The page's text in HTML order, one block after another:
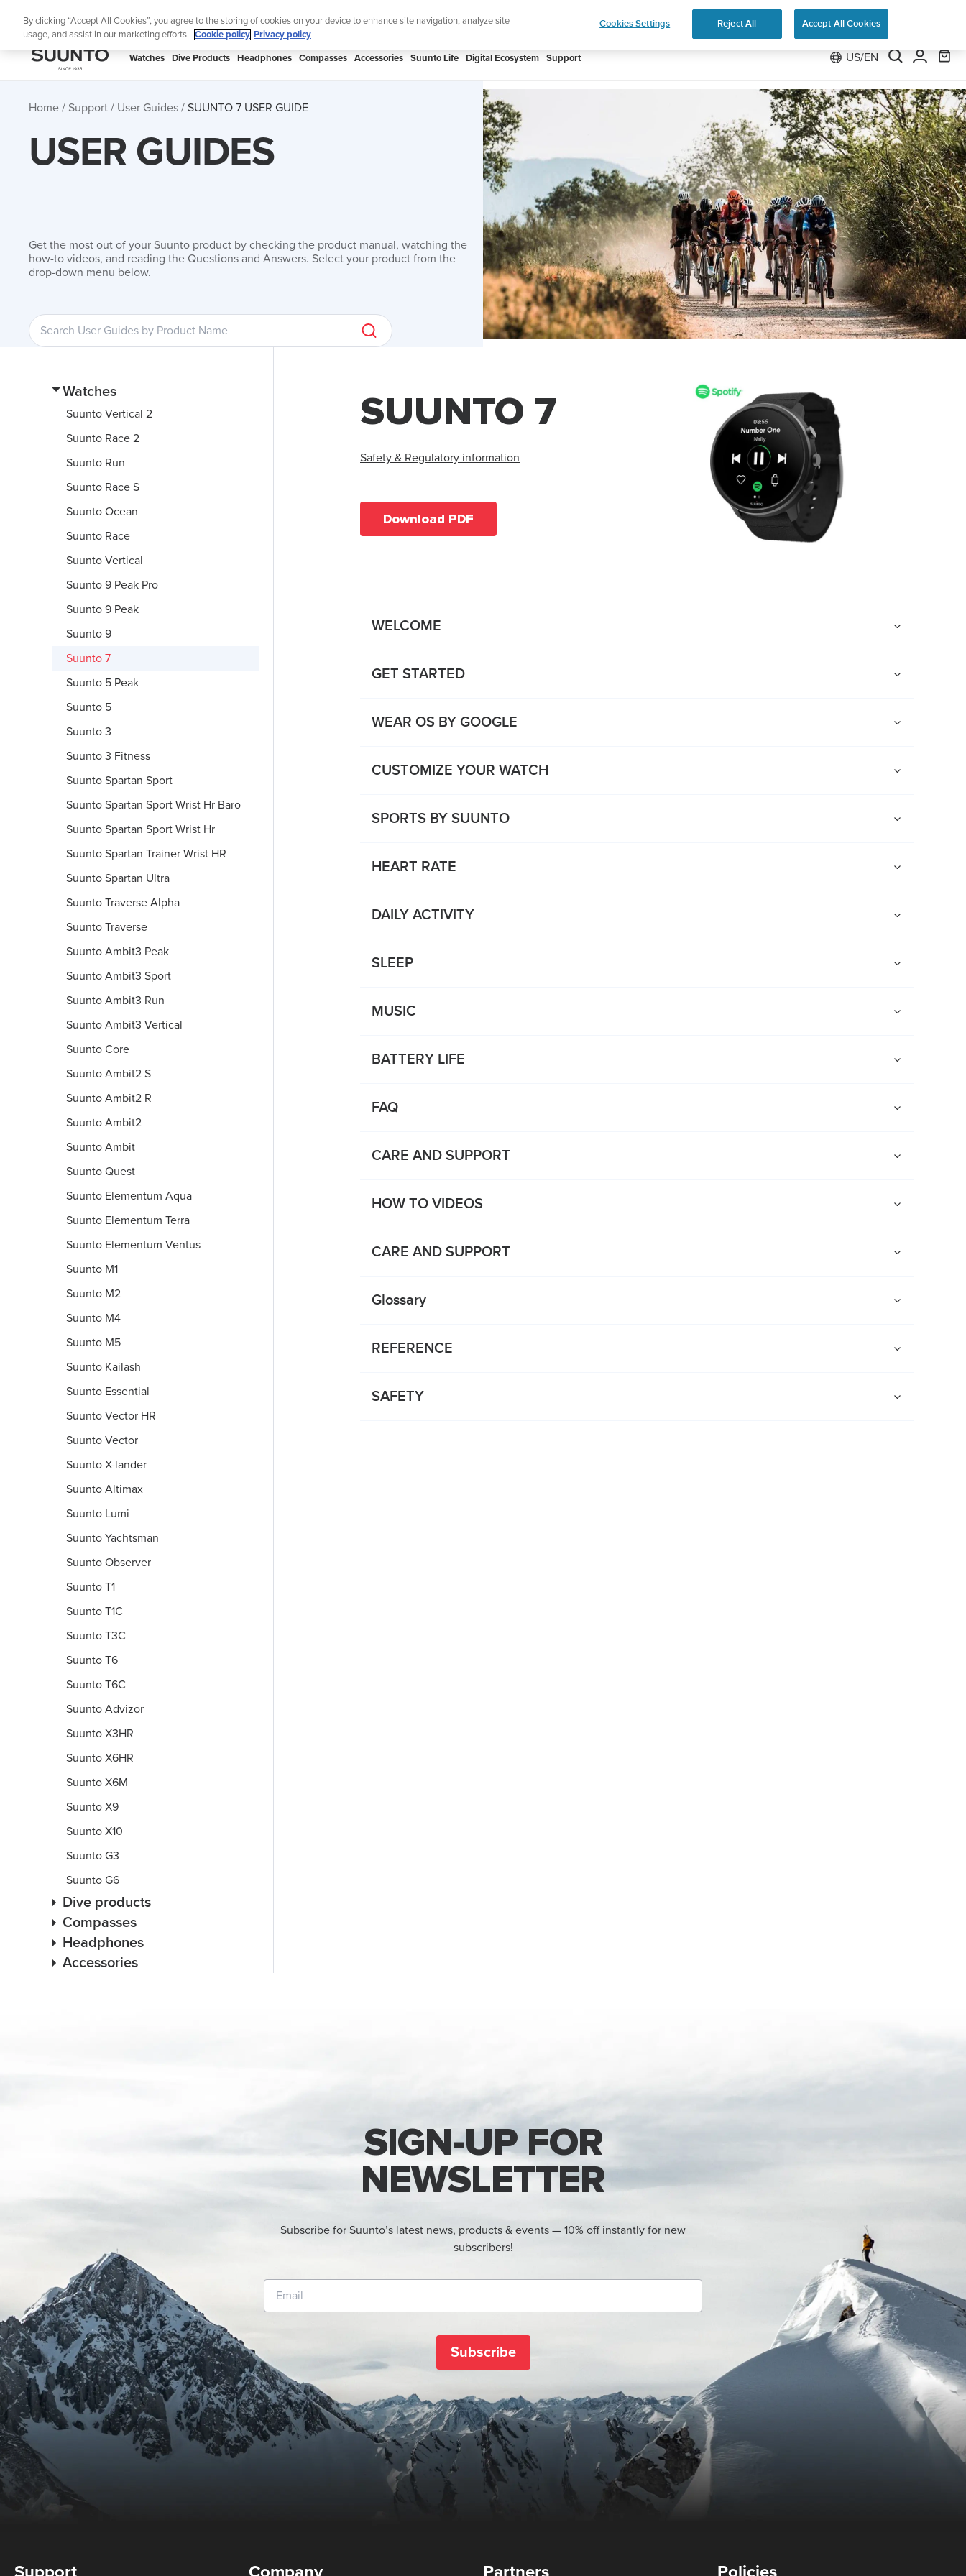
🔺Suunto Core 2 | ABC Outdoor Watch Built for Adventure. Preorder
SUUNTO
Watches Dive Products Headphones Compasses Accessories Suunto Life Digital Ecosystem Support US/EN
Home Support User Guides SUUNTO 7 USER GUIDE
USER GUIDES
Get the most out of your Suunto product by checking the product manual, watching the
how-to videos, and reading the Questions and Answers. Select your product from the
drop-down menu below.
Watches
Suunto Vertical 2
Suunto Race 2
Suunto Run
Suunto Race S
Suunto Ocean
Suunto Race
Suunto Vertical
Suunto 9 Peak Pro
Suunto 9 Peak
Suunto 9
Suunto 7
Suunto 5 Peak
Suunto 5
Suunto 3
Suunto 3 Fitness
Suunto Spartan Sport
Suunto Spartan Sport Wrist Hr Baro
Suunto Spartan Sport Wrist Hr
Suunto Spartan Trainer Wrist HR
Suunto Spartan Ultra
Suunto Traverse Alpha
Suunto Traverse
Suunto Ambit3 Peak
Suunto Ambit3 Sport
Suunto Ambit3 Run
Suunto Ambit3 Vertical
Suunto Core
Suunto Ambit2 S
Suunto Ambit2 R
Suunto Ambit2
Suunto Ambit
Suunto Quest
Suunto Elementum Aqua
Suunto Elementum Terra
Suunto Elementum Ventus
Suunto M1
Suunto M2
Suunto M4
Suunto M5
Suunto Kailash
Suunto Essential
Suunto Vector HR
Suunto Vector
Suunto X-lander
Suunto Altimax
Suunto Lumi
Suunto Yachtsman
Suunto Observer
Suunto T1
Suunto T1C
Suunto T3C
Suunto T6
Suunto T6C
Suunto Advizor
Suunto X3HR
Suunto X6HR
Suunto X6M
Suunto X9
Suunto X10
Suunto G3
Suunto G6
Dive products
Compasses
Headphones
Accessories
SUUNTO 7
Safety & Regulatory information
Download PDF
WELCOME
GET STARTED
WEAR OS BY GOOGLE
CUSTOMIZE YOUR WATCH
SPORTS BY SUUNTO
HEART RATE
DAILY ACTIVITY
SLEEP
MUSIC
BATTERY LIFE
FAQ
CARE AND SUPPORT
HOW TO VIDEOS
CARE AND SUPPORT
Glossary
REFERENCE
SAFETY
SIGN-UP FOR
NEWSLETTER
Subscribe for Suunto’s latest news, products & events — 10% off instantly for new
subscribers!
Subscribe
Support Company Partners Policies
By clicking “Accept All Cookies”, you agree to the storing of cookies on your device to enhance site navigation, analyze site
usage, and assist in our marketing efforts.
Cookie policy Privacy policy
Cookies Settings Reject All Accept All Cookies